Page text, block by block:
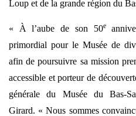
Loup et de la grande région du
« À l’aube de son 50e
primordial pour le Musée de
afin de poursuivre sa mission
accessible et porteur de
générale du Musée du Bas-
Girard. « Nous sommes